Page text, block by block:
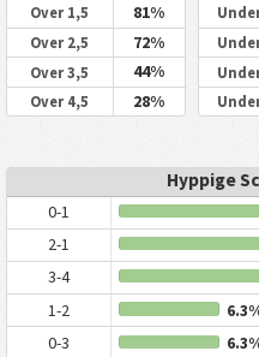
Over 1,5 81%
Over 2,5 72%
Over 3,5 44%
Over 4,5 28%
Hyppige
0-1
2-1
3-4
1-2
0-3